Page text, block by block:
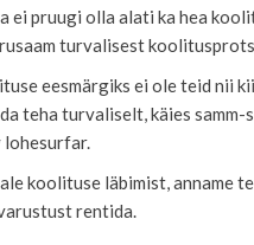
ei pruugi olla alati ka hea
turvalisest
eesmärgiks ei ole teid nii
teha turvaliselt, käies
lohesurfar.
koolituse läbimist, anname
rentida.